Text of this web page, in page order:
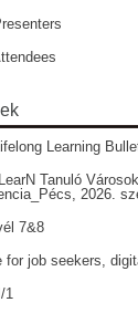
Learning
Tanuló
2026.
7&8
for job seekers,
1